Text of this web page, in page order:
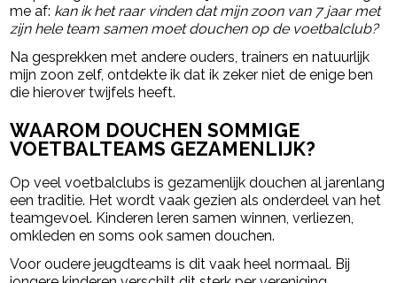
me af: kan ik het raar vinden dat mijn zoon van 7 jaar met
zijn hele team samen moet douchen op de voetbalclub?
Na gesprekken met andere ouders, trainers en natuurlijk
mijn zoon zelf, ontdekte ik dat ik zeker niet de enige ben
die hierover twijfels heeft.
WAAROM DOUCHEN SOMMIGE
VOETBALTEAMS GEZAMENLIJK?
Op veel voetbalclubs is gezamenlijk douchen al jarenlang
een traditie. Het wordt vaak gezien als onderdeel van het
teamgevoel. Kinderen leren samen winnen, verliezen,
omkleden en soms ook samen douchen.
Voor oudere jeugdteams is dit vaak heel normaal. Bij